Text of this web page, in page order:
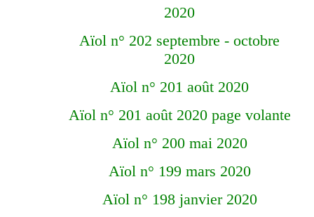
2020
Aïol n° 202 septembre - octobre
2020
Aïol n° 201 août 2020
Aïol n° 201 août 2020 page volante
Aïol n° 200 mai 2020
Aïol n° 199 mars 2020
Aïol n° 198 janvier 2020